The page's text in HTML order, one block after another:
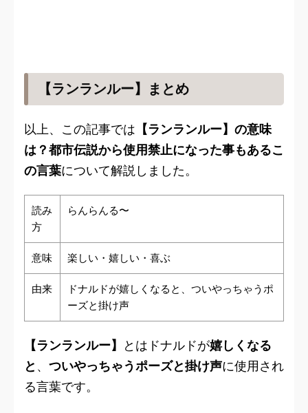
【ランランルー】まとめ
以上、この記事では 【ランランルー】の意味
は？都市伝説から使用禁止になった事もあるこ
の言葉について解説しました。
読み
方
らんらんる〜
意味 楽しい・嬉しい・喜ぶ
由来
ドナルドが嬉しくなると、ついやっちゃうポ
ーズと掛け声
【ランランルー】 とはドナルドが嬉しくなる
と 、 ついやっちゃうポーズと掛け声に使用され
る言葉です。